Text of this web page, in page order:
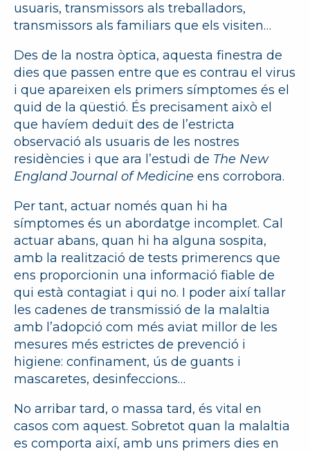
usuaris, transmissors als treballadors,
transmissors als familiars que els visiten…
Des de la nostra òptica, aquesta finestra de
dies que passen entre que es contrau el virus
i que apareixen els primers símptomes és el
quid de la qüestió. És precisament això el
que havíem deduït des de l’estricta
observació als usuaris de les nostres
residències i que ara l’estudi de The New
England Journal of Medicine ens corrobora.
Per tant, actuar només quan hi ha
símptomes és un abordatge incomplet. Cal
actuar abans, quan hi ha alguna sospita,
amb la realització de tests primerencs que
ens proporcionin una informació fiable de
qui està contagiat i qui no. I poder així tallar
les cadenes de transmissió de la malaltia
amb l’adopció com més aviat millor de les
mesures més estrictes de prevenció i
higiene: confinament, ús de guants i
mascaretes, desinfeccions…
No arribar tard, o massa tard, és vital en
casos com aquest. Sobretot quan la malaltia
es comporta així, amb uns primers dies en